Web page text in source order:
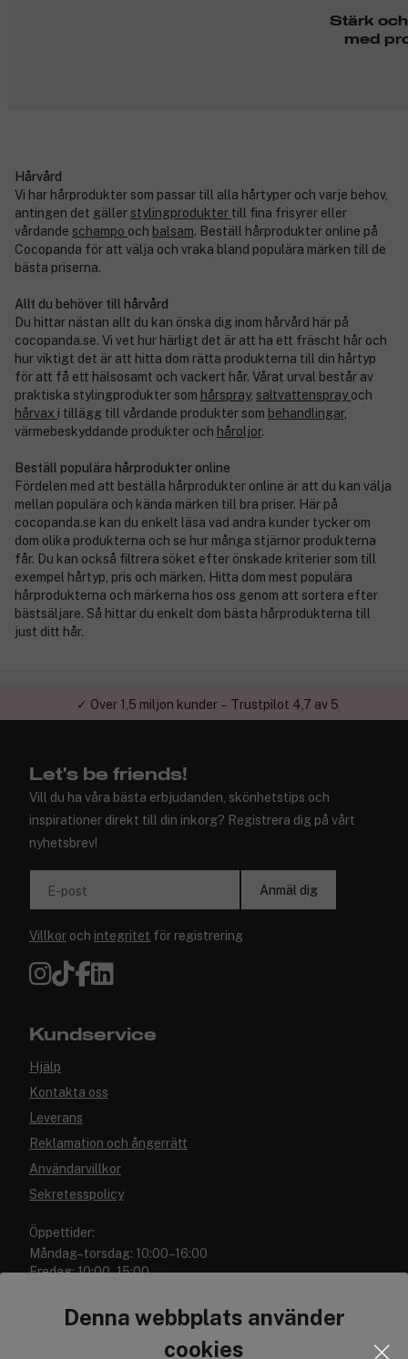
Denna webbplats använder
cookies
Stärk
med
Hårvård
Vi har hårprodukter som passar till alla hårtyper och varje behov,
antingen det gäller stylingprodukter till fina frisyrer eller
vårdande schampo och balsam. Beställ hårprodukter online på
Cocopanda för att välja och vraka bland populära märken till de
bästa priserna.
Allt du behöver till hårvård
Du hittar nästan allt du kan önska dig inom hårvård här på
cocopanda.se. Vi vet hur härligt det är att ha ett fräscht hår och
hur viktigt det är att hitta dom rätta produkterna till din hårtyp
för att få ett hälsosamt och vackert hår. Vårat urval består av
praktiska stylingprodukter som hårspray, saltvattenspray och
hårvax i tillägg till vårdande produkter som behandlingar,
värmebeskyddande produkter och håroljor.
Beställ populära hårprodukter online
Fördelen med att beställa hårprodukter online är att du kan välja
mellan populära och kända märken till bra priser. Här på
cocopanda.se kan du enkelt läsa vad andra kunder tycker om
dom olika produkterna och se hur många stjärnor produkterna
får. Du kan också filtrera söket efter önskade kriterier som till
exempel hårtyp, pris och märken. Hitta dom mest populära
hårprodukterna och märkerna hos oss genom att sortera efter
bästsäljare. Så hittar du enkelt dom bästa hårprodukterna till
just ditt hår.
✓ Över 1,5 miljon kunder – Trustpilot 4,7 av 5
Let's be friends!
Vill du ha våra bästa erbjudanden, skönhetstips och
inspirationer direkt till din inkorg? Registrera dig på vårt
nyhetsbrev!
E-post Anmäl dig
Villkor och integritet för registrering
Kundservice
Hjälp
Kontakta oss
Leverans
Reklamation och ångerrätt
Användarvillkor
Sekretesspolicy
Öppettider:
Måndag–torsdag: 10:00–16:00
Fredag: 10:00–15:00